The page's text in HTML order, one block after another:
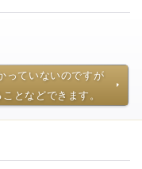
っていないのですが
となどできます。